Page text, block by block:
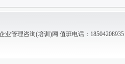
业管理咨询(培训)网 值班电话：18504208935